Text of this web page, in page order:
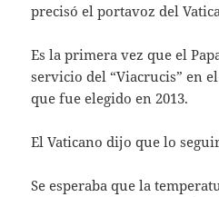
precisó el portavoz del
Es la primera vez que el
servicio del “Viacrucis” en
que fue elegido en 2013.
El Vaticano dijo que lo
Se esperaba que la